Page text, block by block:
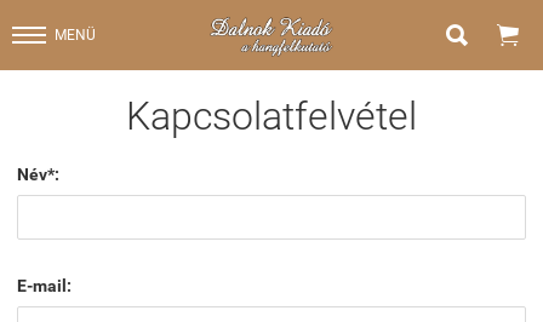
MENÜ  
Kapcsolatfelvétel
Név*:
E-mail: